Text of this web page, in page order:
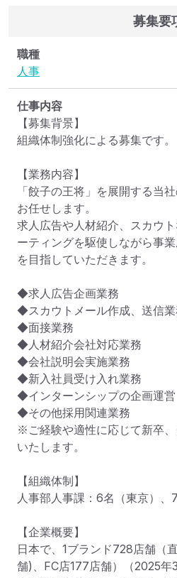
募集要
職種
人事
仕事内容
【募集背景】
組織体制強化による募集です。
【業務内容】
「餃子の王将」を展開する当
お任せします。
求人広告や人材紹介、スカウ
ーティングを駆使しながら事
を目指していただきます。
◆求人広告企画業務
◆スカウトメール作成、送信業
◆面接業務
◆人材紹介会社対応業務
◆会社説明会実施業務
◆新入社員受け入れ業務
◆インターンシップの企画運営
◆その他採用関連業務
※ご経験や適性に応じて新卒
いたします。
【組織体制】
人事部人事課：6名（東京）、7
【企業概要】
日本で、1ブランド728店舗（
舗)、FC店177店舗）（2025年